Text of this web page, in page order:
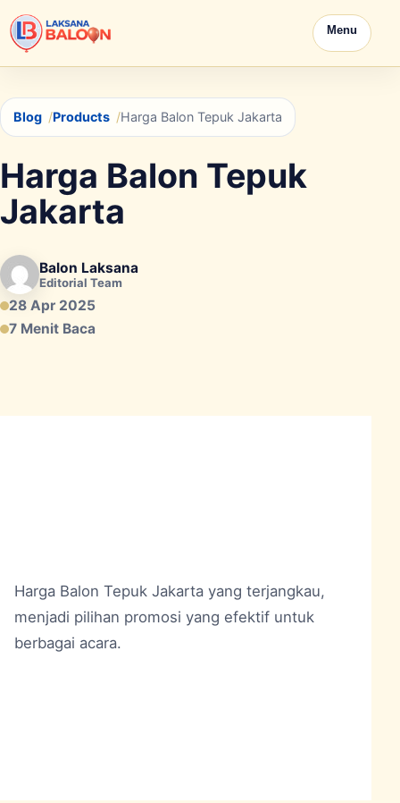
Menu
Blog Products Harga Balon Tepuk Jakarta
Harga Balon Tepuk
Jakarta
Balon Laksana
Editorial Team
28 Apr 2025
7 Menit Baca
Harga Balon Tepuk Jakartayang terjangkau,
menjadi pilihan promosi yang efektif untuk
berbagai acara.